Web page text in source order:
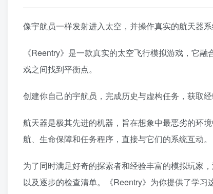
像宇航员一样发射进入太空，并操作真实的航天器系
《Reentry》是一款真实的太空飞行模拟游戏，它
戏之间找到平衡点。
创建你自己的宇航员，完成历史与虚构任务，获取
航天器是极其先进的机器，旨在想象中最恶劣的环
航、生命保障和任务程序，直接与它们的系统互动。
为了同时满足好奇的探索者和经验丰富的模拟玩家
以及逐步的检查清单。《Reentry》为你提供了学习